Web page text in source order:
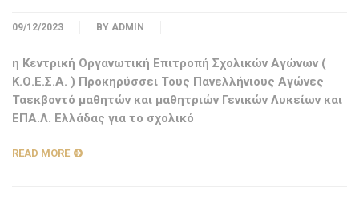
09/12/2023 BY ADMIN
η Κεντρική Οργανωτική Επιτροπή Σχολικών Αγώνων (
Κ.Ο.Ε.Σ.Α. ) Προκηρύσσει Τους Πανελλήνιους Αγώνες
Ταεκβοντό μαθητών και μαθητριών Γενικών Λυκείων και
ΕΠΑ.Λ. Ελλάδας για το σχολικό
READ MORE